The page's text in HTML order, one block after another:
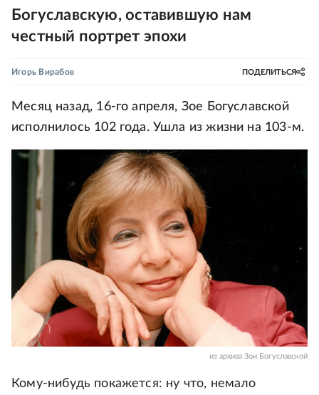
Богуславскую, оставившую нам
честный портрет эпохи
Игорь Вирабов ПОДЕЛИТЬСЯ
Месяц назад, 16-го апреля, Зое Богуславской
исполнилось 102 года. Ушла из жизни на 103-м.
из архива Зои Богуславской
Кому-нибудь покажется: ну что, немало